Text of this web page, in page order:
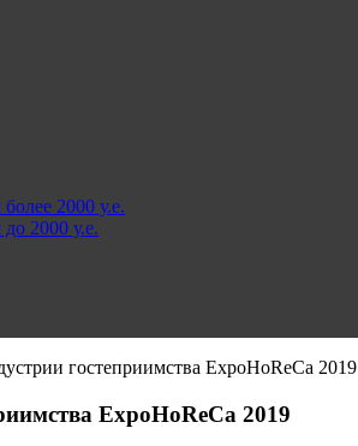
2000 у.е.
2000 у.е.
гостеприимства ExpoHoReCa 2019
ExpoHoReCa 2019